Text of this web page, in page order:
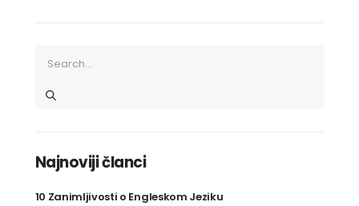
Najnoviji članci
10 Zanimljivosti o Engleskom Jeziku